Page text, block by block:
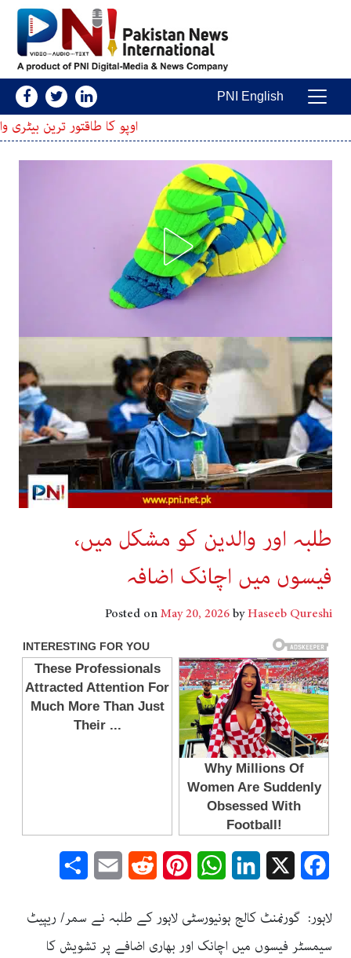
Main Navigation
PNI English
اوپو کا طاقتور ترین بیٹری والا اسمارٹ
طلبہ اور والدین کو مشکل میں،
فیسوں میں اچانک اضافہ
Posted onMay 20, 2026byHaseeb Qureshi
Facebook
LinkedIn
WhatsApp
Pinterest
Reddit
Email
لاہور: گورنمنٹ کالج ہونیورسٹی لاہور کے طلبہ نے سمر/ ریپیٹ
سیمسٹر فیسوں میں اچانک اور بھاری اضافے پر تشویش کا